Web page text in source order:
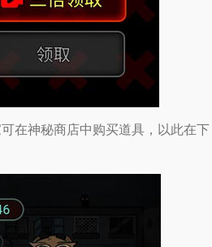
在神秘商店中购买道具，以此在下